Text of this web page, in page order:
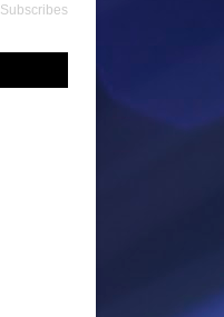
Subscribes